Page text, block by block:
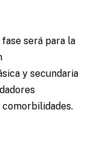
será para la
y secundaria